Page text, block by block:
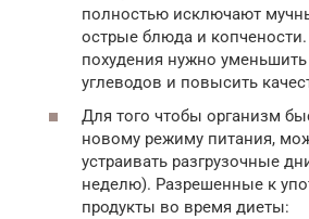
полностью исключают
острые блюда и
похудения нужно
углеводов и повысить
Для того чтобы организм
новому режиму питания,
устраивать разгрузочные
неделю). Разрешенные к
продукты во время диеты: